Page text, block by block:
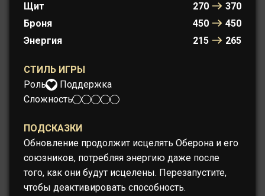
Щит
270
370
Броня
450
450
Энергия
215 265
СТИЛЬ ИГРЫ
Роль:
Поддержка
Сложность:
ПОДСКАЗКИ
Обновление продолжит исцелять Оберона и его
союзников, потребляя энергию даже после
того, как они будут исцелены. Перезапустите,
чтобы деактивировать способность.